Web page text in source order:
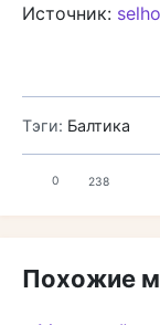
Источник:
Тэги: Балтика
0 238
Похожие